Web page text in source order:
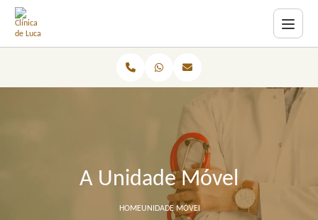
HOMEUNIDADE MÓVEL
A Unidade Móvel